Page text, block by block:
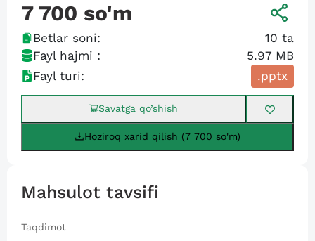
7 700 so'm
Betlar soni: 10 ta
Fayl hajmi :
5.97 MB
Fayl turi:
.pptx
Savatga qo’shish
Hoziroq xarid qilish (7 700 so'm)
Mahsulot tavsifi
Taqdimot